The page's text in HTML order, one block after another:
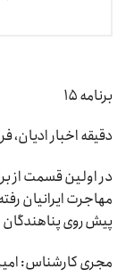
برنامه ۱۵
دقیقه اخبار ادیان،
مهاجرت ایرانیان
پیش روی پناهندگان
مجری کارشناس: